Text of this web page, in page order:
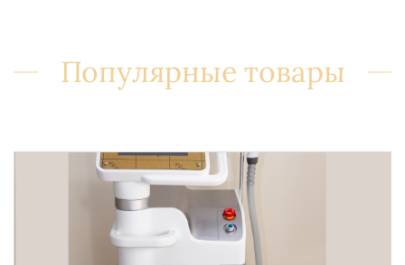
Популярные товары